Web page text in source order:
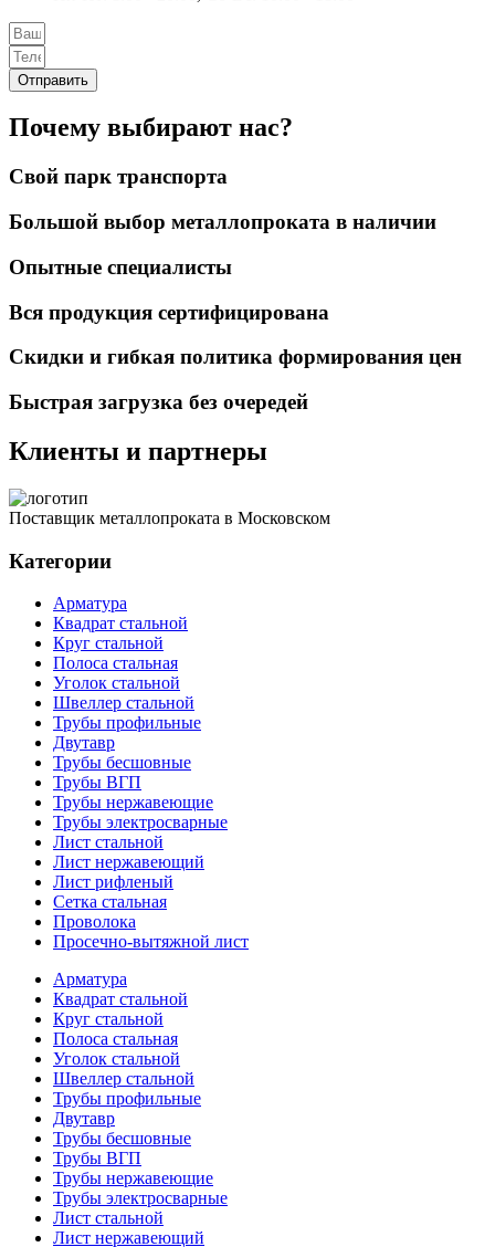
Отправить
Почему выбирают нас?
Свой парк транспорта
Большой выбор металлопроката в наличии
Опытные специалисты
Вся продукция сертифицирована
Скидки и гибкая политика формирования цен
Быстрая загрузка без очередей
Клиенты и партнеры
Поставщик металлопроката в Московском
Категории
Арматура
Квадрат стальной
Круг стальной
Полоса стальная
Уголок стальной
Швеллер стальной
Трубы профильные
Двутавр
Трубы бесшовные
Трубы ВГП
Трубы нержавеющие
Трубы электросварные
Лист стальной
Лист нержавеющий
Лист рифленый
Сетка стальная
Проволока
Просечно-вытяжной лист
Арматура
Квадрат стальной
Круг стальной
Полоса стальная
Уголок стальной
Швеллер стальной
Трубы профильные
Двутавр
Трубы бесшовные
Трубы ВГП
Трубы нержавеющие
Трубы электросварные
Лист стальной
Лист нержавеющий